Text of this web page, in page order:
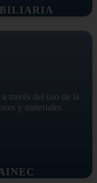
través del uso de la
y materiales